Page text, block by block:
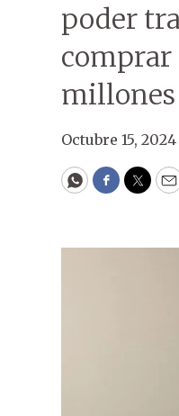
poder
comprar
millones
Octubre 15, 2024
WhatsApp